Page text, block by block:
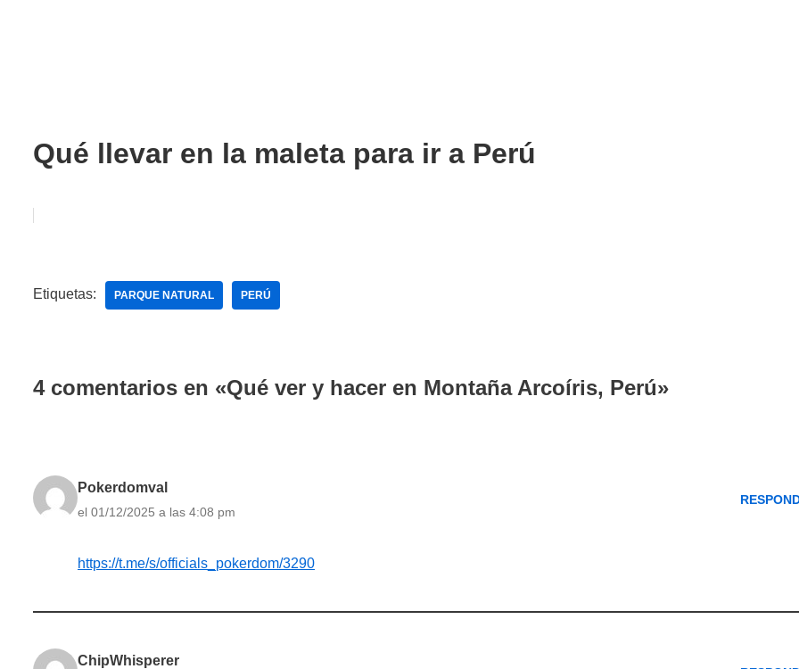
Qué llevar en la maleta para ir a Perú
Etiquetas: PARQUE NATURAL PERÚ
4 comentarios en «Qué ver y hacer en Montaña Arcoíris, Perú»
Pokerdomval
el 01/12/2025 a las 4:08 pm
https://t.me/s/officials_pokerdom/3290
ChipWhisperer